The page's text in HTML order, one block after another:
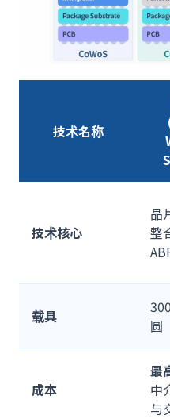
技术名称
技术核心
晶
整
载具
圆
成本
最
中
与